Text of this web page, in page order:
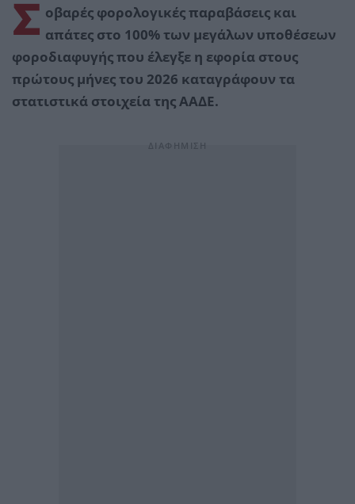
Σ οβαρές φορολογικές παραβάσεις και
απάτες στο 100% των μεγάλων υποθέσεων
φοροδιαφυγής που έλεγξε η εφορία στους
πρώτους μήνες του 2026 καταγράφουν τα
στατιστικά στοιχεία της ΑΑΔΕ.